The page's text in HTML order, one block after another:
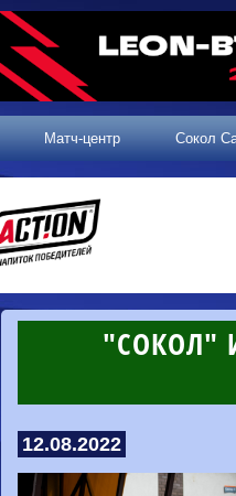
Матч-центр Сокол
"СОКОЛ"
12.08.2022